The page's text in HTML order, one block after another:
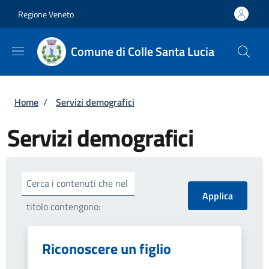
Regione Veneto
Comune di Colle Santa Lucia
Briciole di pane
Home / Servizi demografici
Servizi demografici
Cerca i contenuti che nel
titolo contengono:
Riconoscere un figlio